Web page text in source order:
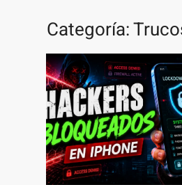
Categoría: